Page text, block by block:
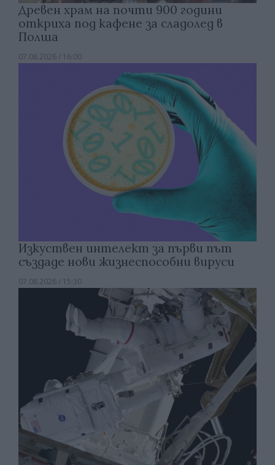
Древен храм на почти 900 години
откриха под кафене за сладолед в
Полша
07.08.2026 / 16:00
Изкуствен интелект за първи път
създаде нови жизнеспособни вируси
07.08.2026 / 15:30